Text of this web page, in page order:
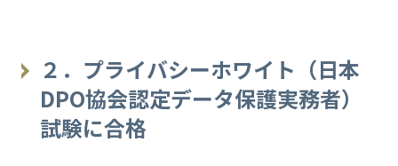
２．プライバシーホワイト（日本
DPO協会認定データ保護実務者）
試験に合格